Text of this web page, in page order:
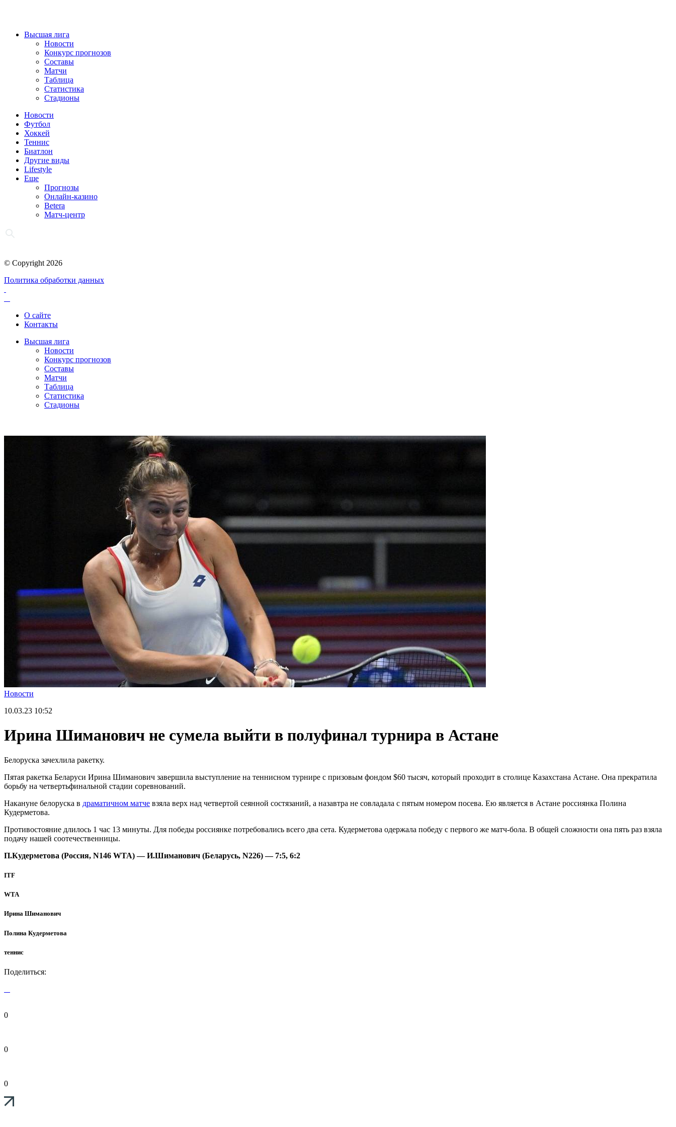
Высшая лига
Новости
Конкурс прогнозов
Составы
Матчи
Таблица
Статистика
Стадионы
Новости
Футбол
Хоккей
Теннис
Биатлон
Другие виды
Lifestyle
Еще
Прогнозы
Онлайн-казино
Betera
Матч-центр
© Copyright 2026
Политика обработки данных
О сайте
Контакты
Высшая лига
Новости
Конкурс прогнозов
Составы
Матчи
Таблица
Статистика
Стадионы
Новости
10.03.23 10:52
Ирина Шиманович не сумела выйти в полуфинал турнира в Астане
Белоруска зачехлила ракетку.
Пятая ракетка Беларуси Ирина Шиманович завершила выступление на теннисном турнире с призовым фондом $60 тысяч, который проходит в столице Казахстана Астане. Она прекратила
борьбу на четвертьфинальной стадии соревнований.
Накануне белоруска в драматичном матче взяла верх над четвертой сеянной состязаний, а назавтра не совладала с пятым номером посева. Ею является в Астане россиянка Полина
Кудерметова.
Противостояние длилось 1 час 13 минуты. Для победы россиянке потребовались всего два сета. Кудерметова одержала победу с первого же матч-бола. В общей сложности она пять раз взяла
подачу нашей соотечественницы.
П.Кудерметова (Россия, N146 WTA) — И.Шиманович (Беларусь, N226) — 7:5, 6:2
ITF
WTA
Ирина Шиманович
Полина Кудерметова
теннис
Поделиться:
0
0
0